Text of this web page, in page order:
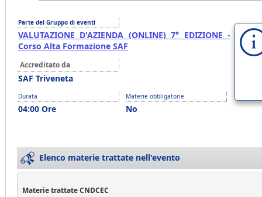
Parte del Gruppo di eventi
VALUTAZIONE D'AZIENDA (ONLINE) 7° EDIZIONE -
Corso Alta Formazione SAF
Accreditato da
SAF Triveneta
Durata
04:00 Ore
Materie obbligatorie
No
Elenco materie trattate nell'evento
Materie trattate CNDCEC